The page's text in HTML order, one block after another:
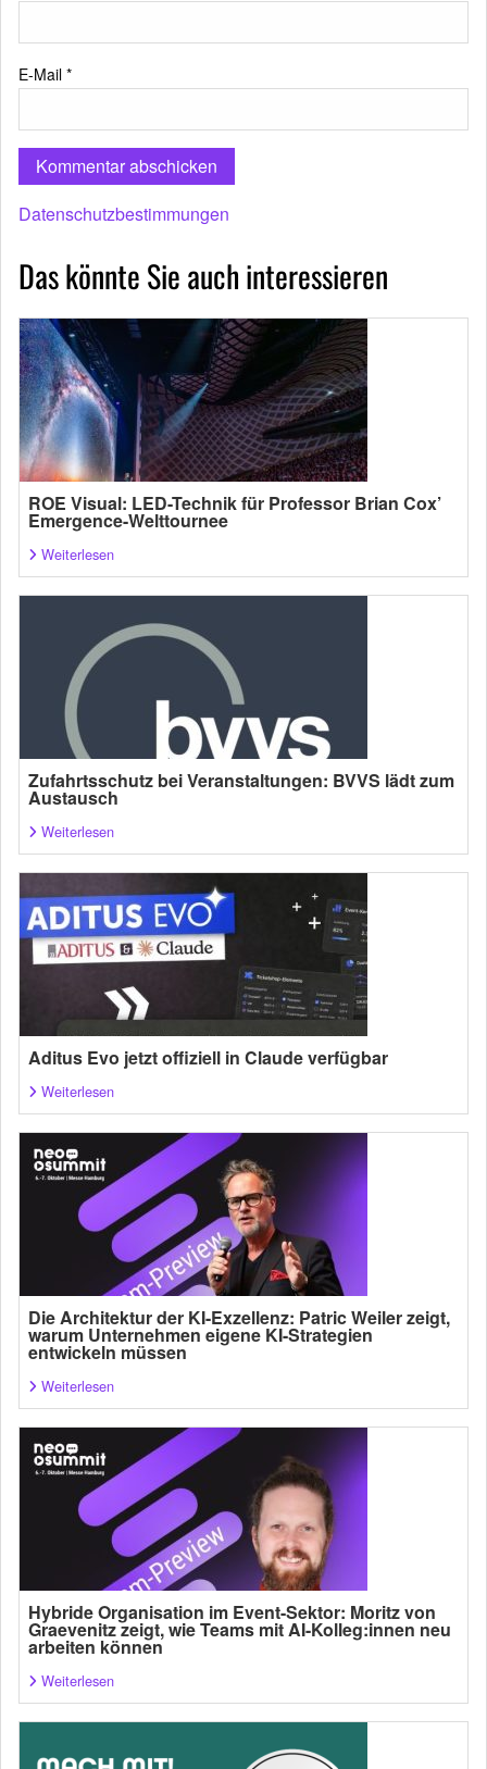
E-Mail *
Datenschutzbestimmungen
Das könnte Sie auch interessieren
ROE Visual: LED-Technik für Professor Brian Cox’
Emergence-Welttournee
Weiterlesen
Zufahrtsschutz bei Veranstaltungen: BVVS lädt zum
Austausch
Weiterlesen
Aditus Evo jetzt offiziell in Claude verfügbar
Weiterlesen
Die Architektur der KI-Exzellenz: Patric Weiler zeigt,
warum Unternehmen eigene KI-Strategien
entwickeln müssen
Weiterlesen
Hybride Organisation im Event-Sektor: Moritz von
Graevenitz zeigt, wie Teams mit AI-Kolleg:innen neu
arbeiten können
Weiterlesen